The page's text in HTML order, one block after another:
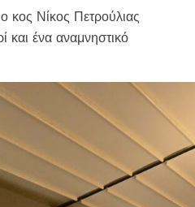
κος Νίκος Πετρούλιας
και ένα αναμνηστικό